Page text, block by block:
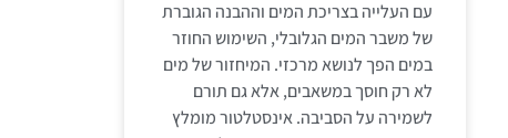
עם העלייה בצריכת המים וההבנה הגוברת
של משבר המים הגלובלי, השימוש החוזר
במים הפך לנושא מרכזי. המיחזור של מים
לא רק חוסך במשאבים, אלא גם תורם
לשמירה על הסביבה. אינסטלטור מומלץ